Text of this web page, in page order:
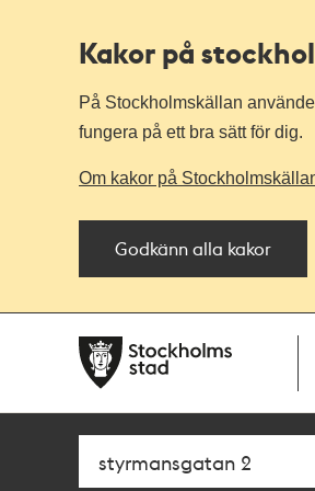
Kakor på
På Stockholmskällan
fungera på ett bra sätt för dig.
Om kakor på
Godkänn alla kakor
navigationen
huvudinnehållet
Sök